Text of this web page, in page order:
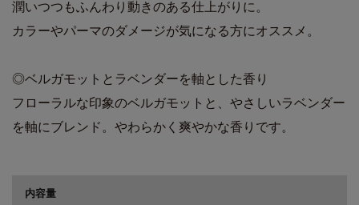
潤いつつもふんわり動きのある仕上がりに。
カラーやパーマのダメージが気になる方にオススメ。
◎ベルガモットとラベンダーを軸とした香り
フローラルな印象のベルガモットと、やさしいラベンダー
を軸にブレンド。やわらかく爽やかな香りです。
内容量